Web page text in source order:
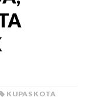
KUPAS KOTA